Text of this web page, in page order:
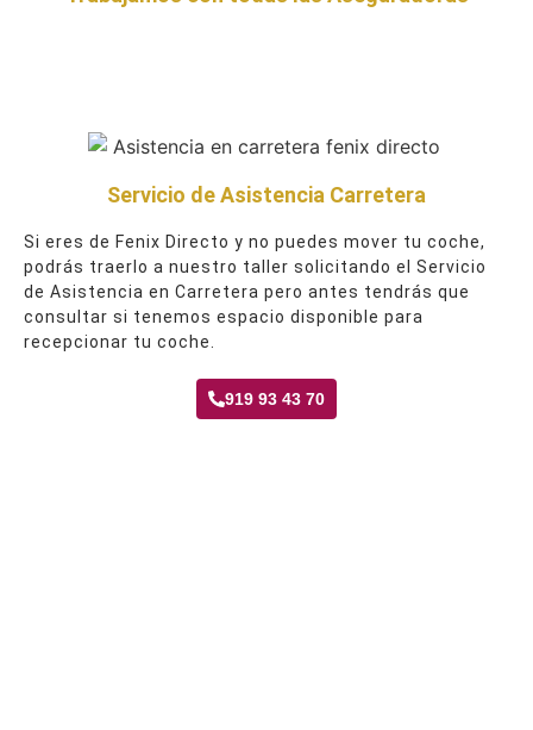
Servicio de Asistencia Carretera
Si eres de Fenix Directo y no puedes mover tu coche,
podrás traerlo a nuestro taller solicitando el Servicio
de Asistencia en Carretera pero antes tendrás que
consultar si tenemos espacio disponible para
recepcionar tu coche.
919 93 43 70